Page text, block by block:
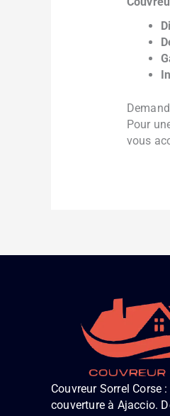
Pour
vous
Couvreur Sorrel Corse
couverture à Ajaccio.